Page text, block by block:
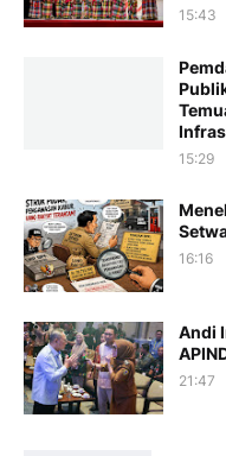
15:43
15:29
16:16
Andi
21:47